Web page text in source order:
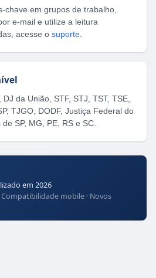
chave em grupos de trabalho,
e-mail e utilize a leitura
acesse o suporte.
da União, STF, STJ, TST, TSE,
TJGO, DODF, Justiça Federal do
SP, MG, PE, RS e SC.
em 2026
mobile · Novos